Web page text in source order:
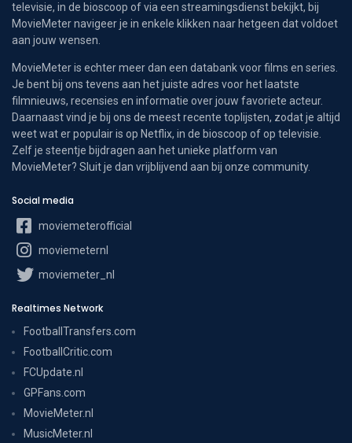
televisie, in de bioscoop of via een streamingsdienst bekijkt, bij
MovieMeter navigeer je in enkele klikken naar hetgeen dat voldoet
aan jouw wensen.
MovieMeter is echter meer dan een databank voor films en series.
Je bent bij ons tevens aan het juiste adres voor het laatste
filmnieuws, recensies en informatie over jouw favoriete acteur.
Daarnaast vind je bij ons de meest recente toplijsten, zodat je altijd
weet wat er populair is op Netflix, in de bioscoop of op televisie.
Zelf je steentje bijdragen aan het unieke platform van
MovieMeter? Sluit je dan vrijblijvend aan bij onze community.
Social media
moviemeterofficial
moviemeternl
moviemeter_nl
Realtimes Network
FootballTransfers.com
FootballCritic.com
FCUpdate.nl
GPFans.com
MovieMeter.nl
MusicMeter.nl